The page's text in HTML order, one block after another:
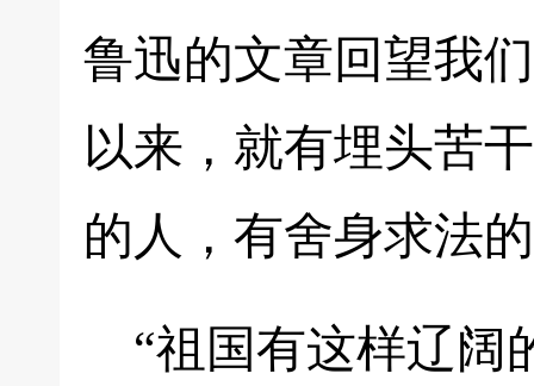
鲁迅的文章回望我
以来，就有埋头苦
的人，有舍身求法
“祖国有这样辽阔